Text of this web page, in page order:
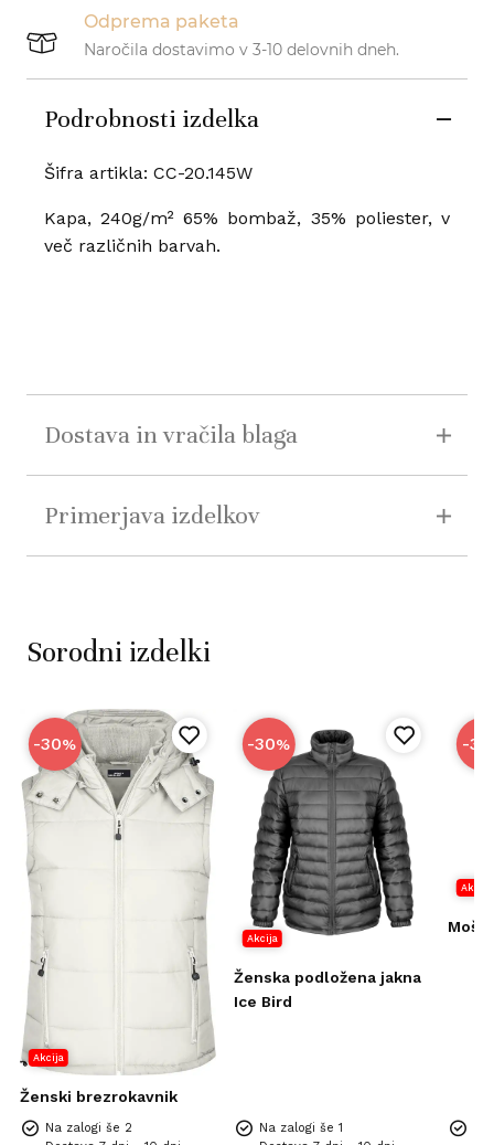
Odprema paketa
Naročila dostavimo v 3-10 delovnih dneh.
Podrobnosti izdelka
Šifra artikla: CC-20.145W
Kapa, 240g/m² 65% bombaž, 35% poliester, v
več različnih barvah.
Dostava in vračila blaga
Primerjava izdelkov
Sorodni izdelki
-30%
Akcija
Ženski brezrokavnik
Na zalogi še 2
-30%
Akcija
Ženska podložena jakna
Ice Bird
Na zalogi še 1
-35
Akcija